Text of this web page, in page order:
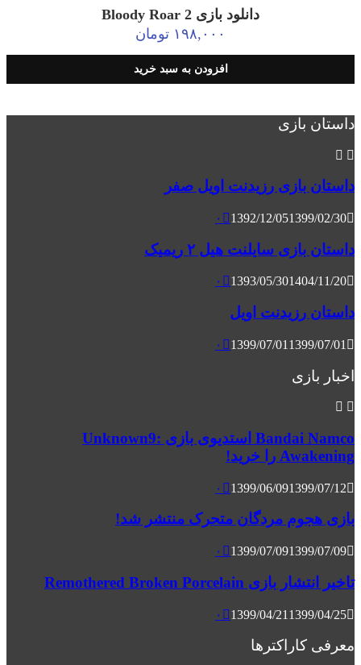
دانلود بازی Bloody‌ Roar 2
۱۹۸,۰۰۰ تومان
افزودن به سبد خرید
داستان بازی
داستان بازی رزیدنت اویل صفر
1392/12/051399/02/30 ۰
داستان بازی سایلنت هیل ۲ ریمیک
1393/05/301404/11/20 ۰
داستان رزیدنت اویل
1399/07/01 1399/07/01 ۰
اخبار بازی
Bandai Namco استدیوی بازی Unknown9:
Awakening را خرید!
1399/06/091399/07/12 ۰
بازی هجوم مردگان متحرک منتشر شد!
1399/07/091399/07/09 ۰
تاخیر انتشار بازی Remothered Broken Porcelain
1399/04/21 1399/04/25 ۰
معرفی کاراکترها